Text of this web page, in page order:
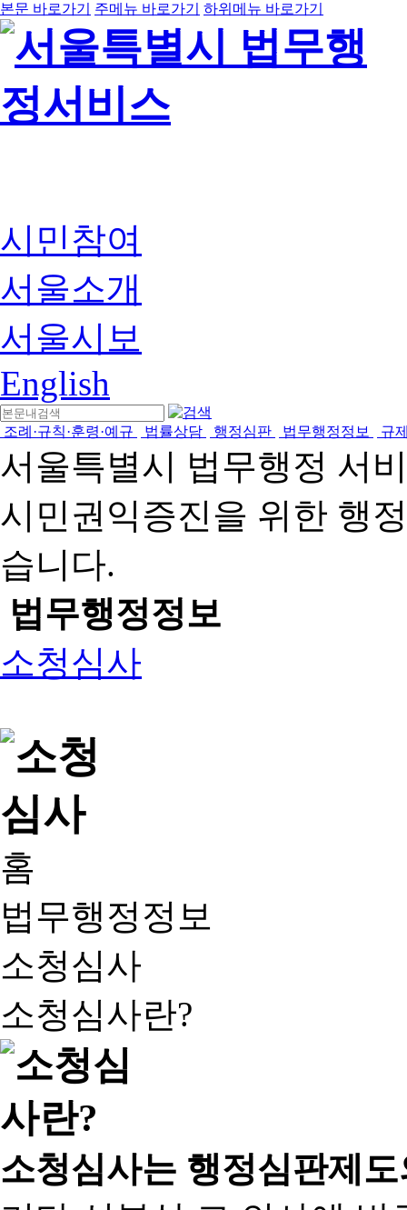
본문 바로가기 주메뉴 바로가기 하위메뉴 바로가기
시민참여
서울소개
서울시보
English
조례·규칙·훈령·예규 법률상담 행정심판 법무행정정보 규
서울특별시 법무행정 서
시민권익증진을 위한 행
습니다.
법무행정정보
소청심사
홈
법무행정정보
소청심사
소청심사란?
소청심사는 행정심판제